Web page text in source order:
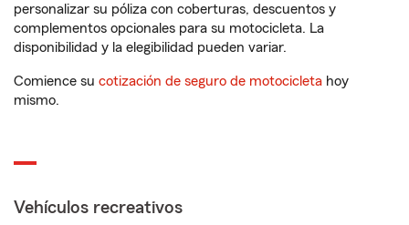
personalizar su póliza con coberturas, descuentos y
complementos opcionales para su motocicleta. La
disponibilidad y la elegibilidad pueden variar.
Comience su cotización de seguro de motocicleta hoy
mismo.
Vehículos recreativos